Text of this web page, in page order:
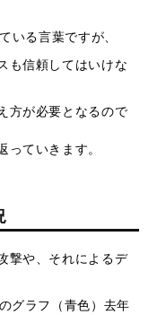
いる言葉ですが、
も信頼してはいけな
方が必要となるので
っていきます。
撃や、それによるデ
グラフ（青色）去年